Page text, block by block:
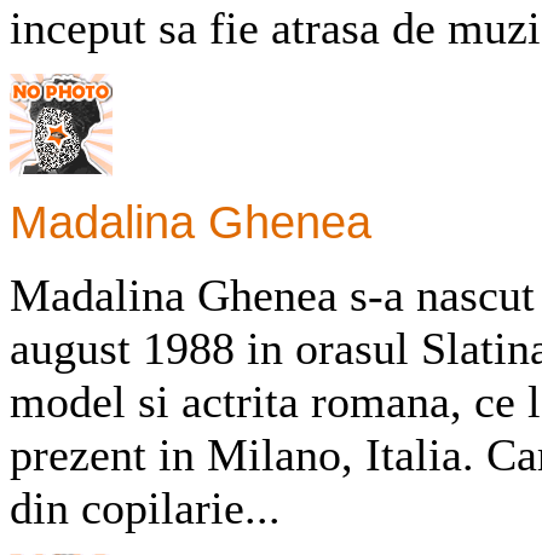
inceput sa fie atrasa de
Madalina Ghenea
Madalina Ghenea s-a
august 1988 in orasul
model si actrita romana, ce
prezent in Milano, Italia.
din copilarie...